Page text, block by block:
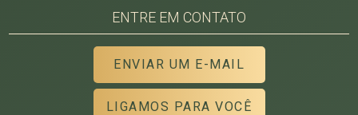
ENTRE EM CONTATO
ENVIAR UM E-MAIL
LIGAMOS PARA VOCÊ